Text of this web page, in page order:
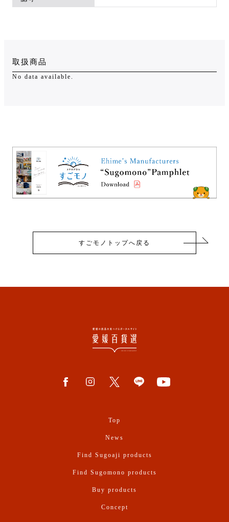
取扱商品
No data available.
すごモノトップへ戻る
Top
News
Find Sugoaji products
Find Sugomono products
Buy products
Concept